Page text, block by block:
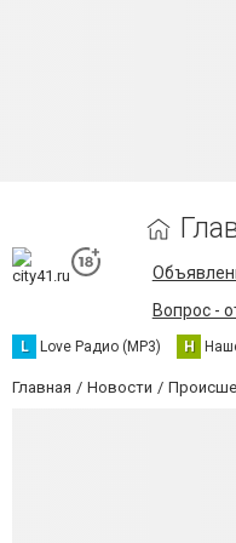
Вопрос -
L Love Радио (MP3) Н
Главная Новости